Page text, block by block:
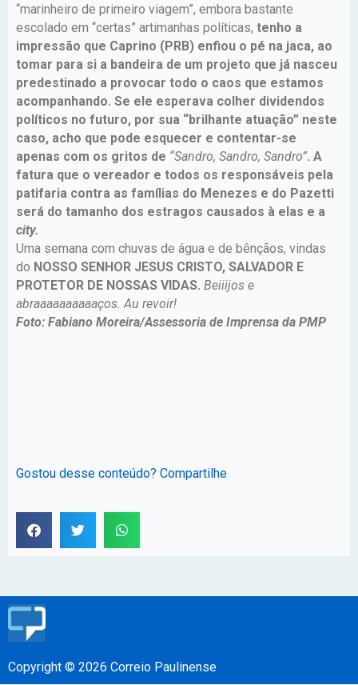
“marinheiro de primeiro viagem”, embora bastante
escolado em “certas” artimanhas políticas, tenho a
impressão que Caprino (PRB) enfiou o pé na jaca, ao
tomar para si a bandeira de um projeto que já nasceu
predestinado a provocar todo o caos que estamos
acompanhando. Se ele esperava colher dividendos
políticos no futuro, por sua “brilhante atuação” neste
caso, acho que pode esquecer e contentar-se
apenas com os gritos de “Sandro, Sandro, Sandro”. A
fatura que o vereador e todos os responsáveis pela
patifaria contra as famílias do Menezes e do Pazetti
será do tamanho dos estragos causados à elas e a
city.
Uma semana com chuvas de água e de bênçãos, vindas
do NOSSO SENHOR JESUS CRISTO, SALVADOR E
PROTETOR DE NOSSAS VIDAS. Beiiijos e
abraaaaaaaaaaços. Au revoir!
Foto: Fabiano Moreira/Assessoria de Imprensa da PMP
Gostou desse conteúdo? Compartilhe
Copyright © 2026 Correio Paulinense